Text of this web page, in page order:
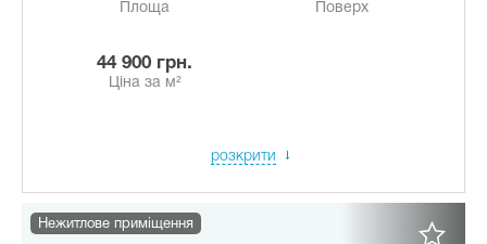
Площа Поверх
44 900 грн.
Ціна за м²
розкрити
Нежитлове приміщення